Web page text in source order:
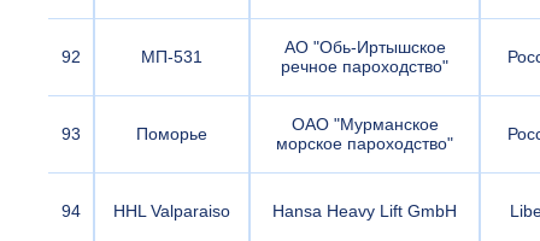
92 МП-531
АО "Обь-Иртышское
речное пароходство"
93 Поморье
ОАО "Мурманское
морское пароходство"
94 HHL Valparaiso Hansa Heavy Lift GmbH